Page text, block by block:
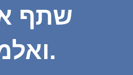
שתף
ואלמד.